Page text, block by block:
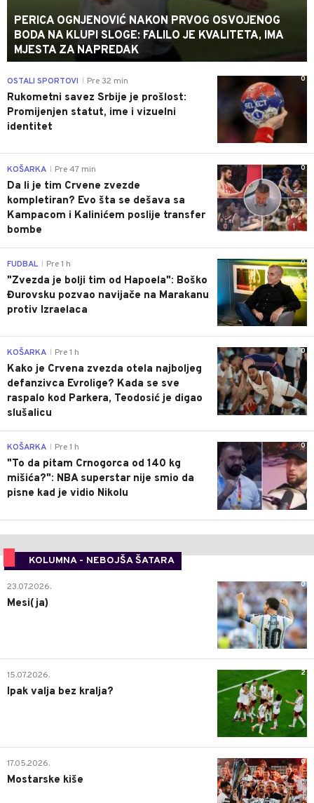
PERICA OGNJENOVIĆ NAKON PRVOG OSVOJENOG
BODA NA KLUPI SLOGE: FALILO JE KVALITETA, IMA
MJESTA ZA NAPREDAK
0
OSTALI SPORTOVI Pre 32 min
Rukometni savez Srbije je prošlost:
Promijenjen statut, ime i vizuelni
identitet
0
KOŠARKA Pre 47 min
Da li je tim Crvene zvezde
kompletiran? Evo šta se dešava sa
Kampacom i Kalinićem poslije transfer
bombe
0
FUDBAL Pre 1 h
"Zvezda je bolji tim od Hapoela": Boško
Đurovsku pozvao navijače na Marakanu
protiv Izraelaca
0
KOŠARKA Pre 1 h
Kako je Crvena zvezda otela najboljeg
defanzivca Evrolige? Kada se sve
raspalo kod Parkera, Teodosić je digao
slušalicu
0
KOŠARKA Pre 1 h
"To da pitam Crnogorca od 140 kg
mišića?": NBA superstar nije smio da
pisne kad je vidio Nikolu
KOLUMNA - NEBOJŠA ŠATARA
0
23.07.2026.
Mesi(ja)
2
15.07.2026.
Ipak valja bez kralja?
0
17.05.2026.
Mostarske kiše